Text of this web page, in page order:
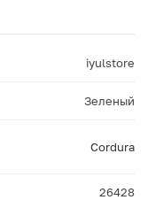
iyulstore
Зеленый
Cordura
26428